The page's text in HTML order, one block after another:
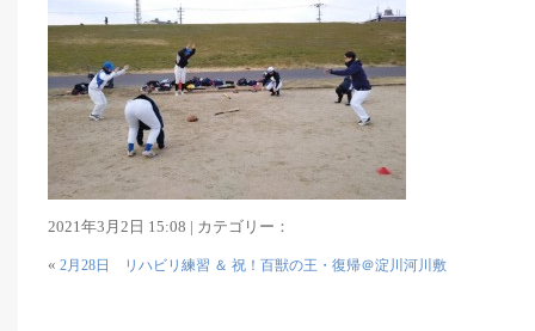
2021年3月2日 15:08 | カテゴリー：
« 2月28日 リハビリ練習 ＆ 祝！百獣の王・復帰＠淀川河川敷